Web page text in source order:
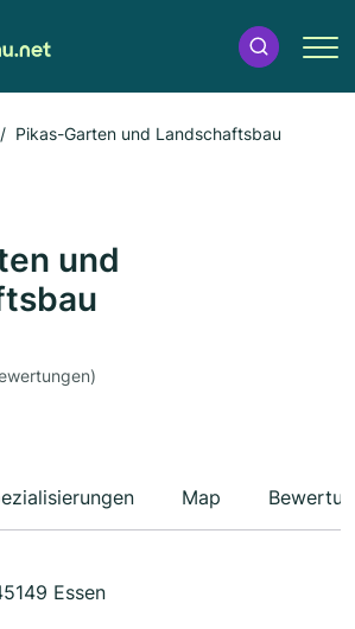
Pikas-Garten und Landschaftsbau
und
Map
Essen